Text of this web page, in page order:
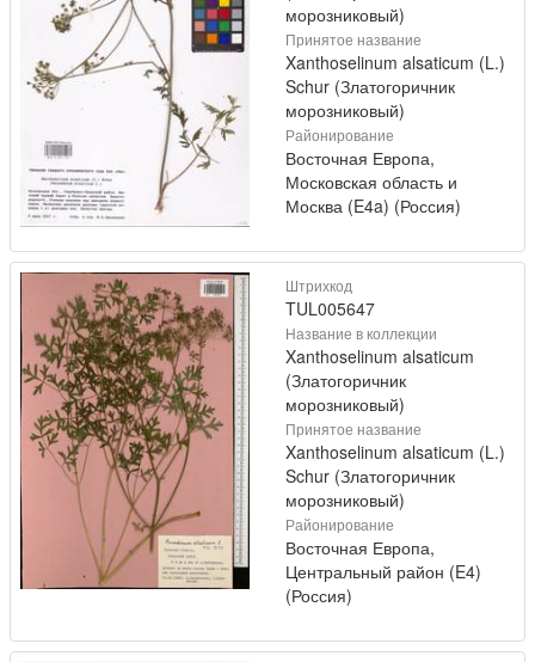
морозниковый)
Принятое название
Xanthoselinum alsaticum (L.)
Schur (Златогоричник
морозниковый)
Районирование
Восточная Европа,
Московская область и
Москва (E4a) (Россия)
Штрихкод
TUL005647
Название в коллекции
Xanthoselinum alsaticum
(Златогоричник
морозниковый)
Принятое название
Xanthoselinum alsaticum (L.)
Schur (Златогоричник
морозниковый)
Районирование
Восточная Европа,
Центральный район (E4)
(Россия)